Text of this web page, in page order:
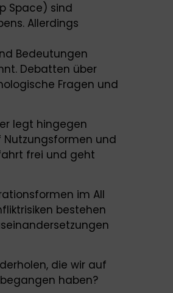
Space) sind
Allerdings
Bedeutungen
Debatten über
Fragen und
legt hingegen
und
frei und geht
im All
bestehen
die wir auf
haben?